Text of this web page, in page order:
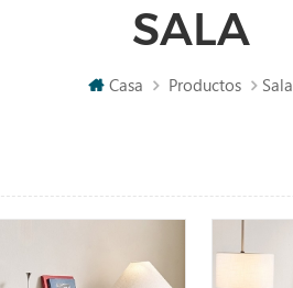
SALA
Casa Productos Sala